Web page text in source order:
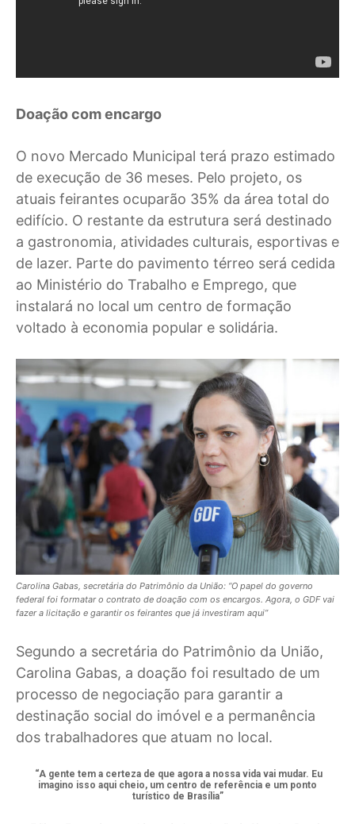
Doação com encargo
O novo Mercado Municipal terá prazo estimado
de execução de 36 meses. Pelo projeto, os
atuais feirantes ocuparão 35% da área total do
edifício. O restante da estrutura será destinado
a gastronomia, atividades culturais, esportivas e
de lazer. Parte do pavimento térreo será cedida
ao Ministério do Trabalho e Emprego, que
instalará no local um centro de formação
voltado à economia popular e solidária.
Carolina Gabas, secretária do Patrimônio da União: “O papel do governo
federal foi formatar o contrato de doação com os encargos. Agora, o GDF vai
fazer a licitação e garantir os feirantes que já investiram aqui”
Segundo a secretária do Patrimônio da União,
Carolina Gabas, a doação foi resultado de um
processo de negociação para garantir a
destinação social do imóvel e a permanência
dos trabalhadores que atuam no local.
“A gente tem a certeza de que agora a nossa vida vai mudar. Eu
imagino isso aqui cheio, um centro de referência e um ponto
turístico de Brasília”